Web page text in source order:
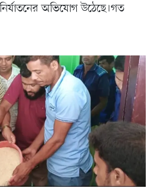
অভিযোগ উঠেছে।গত